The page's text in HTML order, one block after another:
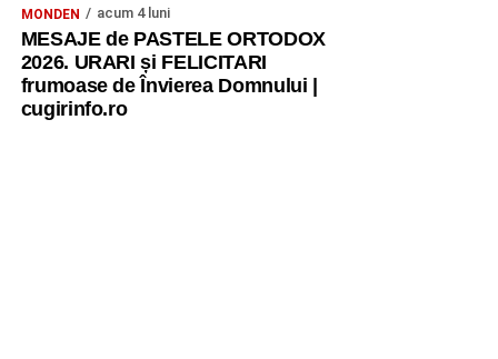
MONDEN acum 4 luni
MESAJE de PASTELE ORTODOX
2026. URARI și FELICITARI
frumoase de Învierea Domnului |
cugirinfo.ro